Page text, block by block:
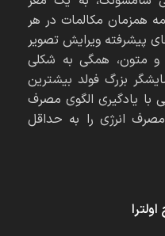
همزمان مکالمات در هر
پیشرفته ویرایش تصویر
متون، همگی به شکلی
بزرگ فولد بیشترین
با یادگیری الگوی مصرف
انرژی را به حداقل